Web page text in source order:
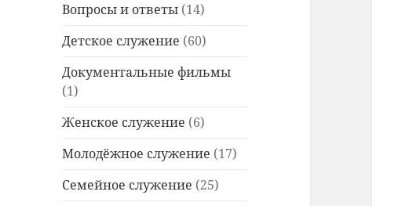
Вопросы и ответы (14)
Детское служение (60)
Документальные фильмы
(1)
Женское служение (6)
Молодёжное служение (17)
Семейное служение (25)